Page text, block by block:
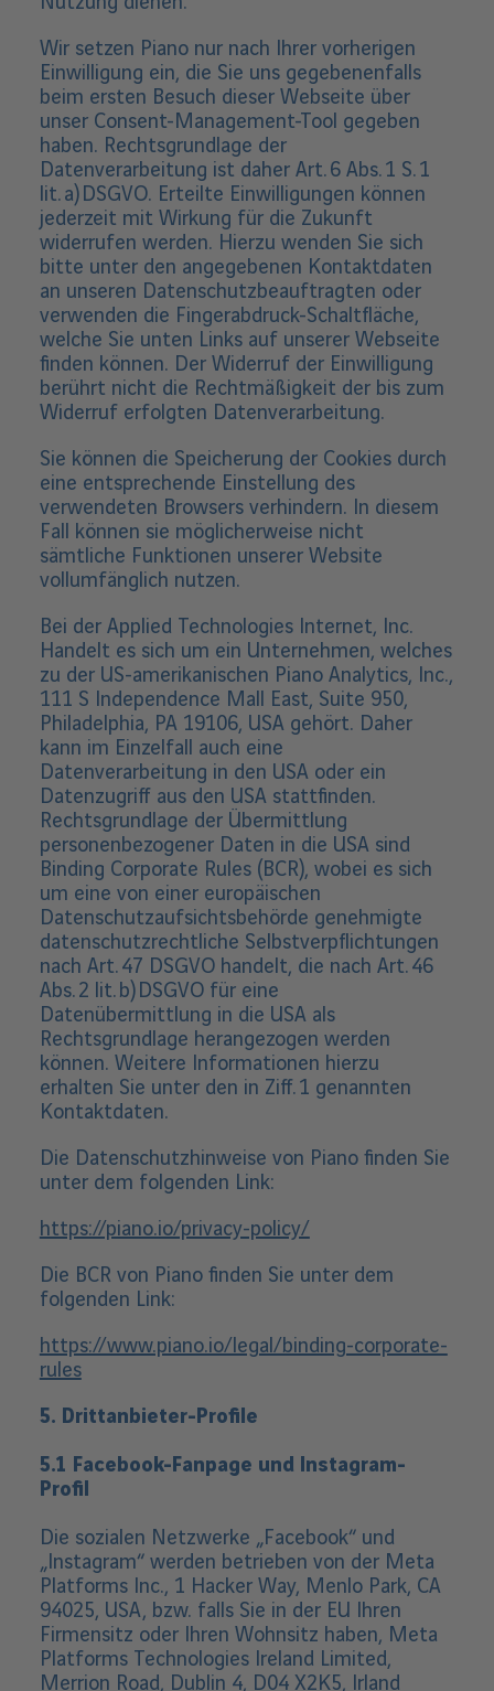
Wir setzen Piano nur nach Ihrer vorherigen
Einwilligung ein, die Sie uns gegebenenfalls
beim ersten Besuch dieser Webseite über
unser Consent-Management-Tool gegeben
haben. Rechtsgrundlage der
Datenverarbeitung ist daher Art. 6 Abs. 1 S. 1
lit. a) DSGVO. Erteilte Einwilligungen können
jederzeit mit Wirkung für die Zukunft
widerrufen werden. Hierzu wenden Sie sich
bitte unter den angegebenen Kontaktdaten
an unseren Datenschutzbeauftragten oder
verwenden die Fingerabdruck-Schaltfläche,
welche Sie unten Links auf unserer Webseite
finden können. Der Widerruf der Einwilligung
berührt nicht die Rechtmäßigkeit der bis zum
Widerruf erfolgten Datenverarbeitung.
Sie können die Speicherung der Cookies durch
eine entsprechende Einstellung des
verwendeten Browsers verhindern. In diesem
Fall können sie möglicherweise nicht
sämtliche Funktionen unserer Website
vollumfänglich nutzen.
Bei der Applied Technologies Internet, Inc.
Handelt es sich um ein Unternehmen, welches
zu der US-amerikanischen Piano Analytics, Inc.,
111 S Independence Mall East, Suite 950,
Philadelphia, PA 19106, USA gehört. Daher
kann im Einzelfall auch eine
Datenverarbeitung in den USA oder ein
Datenzugriff aus den USA stattfinden.
Rechtsgrundlage der Übermittlung
personenbezogener Daten in die USA sind
Binding Corporate Rules (BCR), wobei es sich
um eine von einer europäischen
Datenschutzaufsichtsbehörde genehmigte
datenschutzrechtliche Selbstverpflichtungen
nach Art. 47 DSGVO handelt, die nach Art. 46
Abs. 2 lit. b) DSGVO für eine
Datenübermittlung in die USA als
Rechtsgrundlage herangezogen werden
können. Weitere Informationen hierzu
erhalten Sie unter den in Ziff. 1 genannten
Kontaktdaten.
Die Datenschutzhinweise von Piano finden Sie
unter dem folgenden Link:
https://piano.io/privacy-policy/
Die BCR von Piano finden Sie unter dem
folgenden Link:
https://www.piano.io/legal/binding-corporate-
rules
5. Drittanbieter-Profile
5.1 Facebook-Fanpage und Instagram-
Profil
Die sozialen Netzwerke „Facebook“ und
„Instagram“ werden betrieben von der Meta
Platforms Inc., 1 Hacker Way, Menlo Park, CA
94025, USA, bzw. falls Sie in der EU Ihren
Firmensitz oder Ihren Wohnsitz haben, Meta
Platforms Technologies Ireland Limited,
Merrion Road, Dublin 4, D04 X2K5, Irland